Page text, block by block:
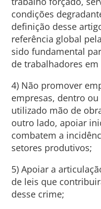
condições
definição desse
referência global
sido fundamental
de trabalhadores
4) Não promover
empresas, dentro
utilizado mão de
outro lado, apoiar
combatem a
setores produtivos;
5) Apoiar a
de leis que
desse crime;